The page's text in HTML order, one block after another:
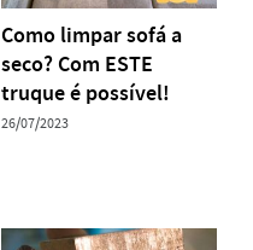
Como limpar sofá a
seco? Com ESTE
truque é possível!
26/07/2023